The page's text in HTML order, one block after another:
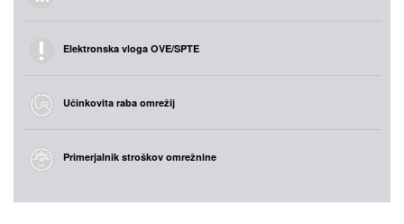
Elektronska vloga OVE/SPTE
Učinkovita raba omrežij
Primerjalnik stroškov omrežnine